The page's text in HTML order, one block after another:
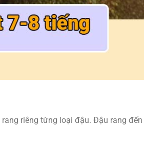
riêng từng loại đậu. Đậu rang